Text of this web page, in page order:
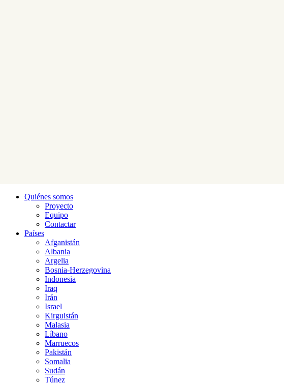
Quiénes somos
Proyecto
Equipo
Contactar
Países
Afganistán
Albania
Argelia
Bosnia-Herzegovina
Indonesia
Iraq
Irán
Israel
Kirguistán
Malasia
Líbano
Marruecos
Pakistán
Somalia
Sudán
Túnez